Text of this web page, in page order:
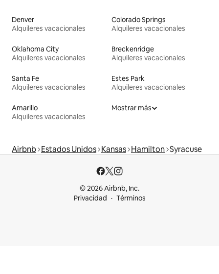
Denver
Alquileres vacacionales
Colorado Springs
Alquileres vacacionales
Oklahoma City
Alquileres vacacionales
Breckenridge
Alquileres vacacionales
Santa Fe
Alquileres vacacionales
Estes Park
Alquileres vacacionales
Amarillo
Alquileres vacacionales
Mostrar más
Airbnb Estados Unidos Kansas Hamilton Syracuse
© 2026 Airbnb, Inc.
Privacidad
Términos